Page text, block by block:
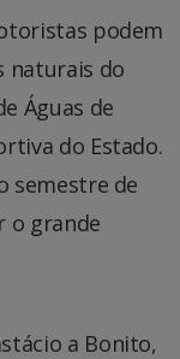
podem
naturais do
Águas de
do Estado.
semestre de
o grande
a Bonito,